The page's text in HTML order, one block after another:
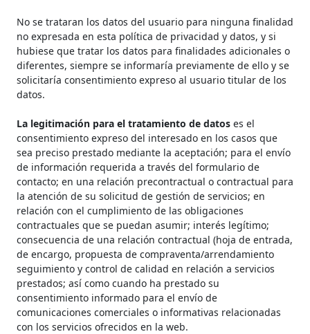
No se trataran los datos del usuario para ninguna finalidad
no expresada en esta política de privacidad y datos, y si
hubiese que tratar los datos para finalidades adicionales o
diferentes, siempre se informaría previamente de ello y se
solicitaría consentimiento expreso al usuario titular de los
datos.
La legitimación para el tratamiento de datos es el
consentimiento expreso del interesado en los casos que
sea preciso prestado mediante la aceptación; para el envío
de información requerida a través del formulario de
contacto; en una relación precontractual o contractual para
la atención de su solicitud de gestión de servicios; en
relación con el cumplimiento de las obligaciones
contractuales que se puedan asumir; interés legítimo;
consecuencia de una relación contractual (hoja de entrada,
de encargo, propuesta de compraventa/arrendamiento
seguimiento y control de calidad en relación a servicios
prestados; así como cuando ha prestado su
consentimiento informado para el envío de
comunicaciones comerciales o informativas relacionadas
con los servicios ofrecidos en la web.